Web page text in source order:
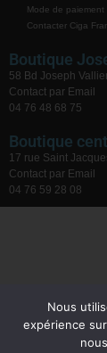
Mode de paiement
Contacter Ciga
Boutique
58 Bd Joseph
Contact par Email
04 76 48 68 75
Boutique
17 rue Saint
Contact par Email
04 76 59 28 08
Nous
expérience